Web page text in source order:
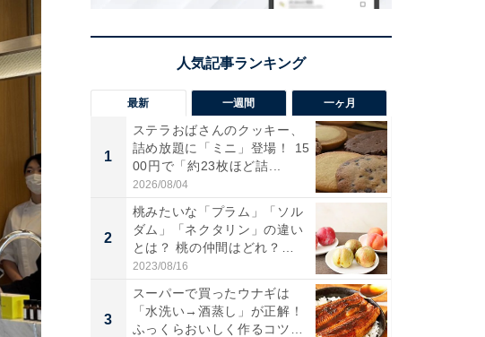
最新 一週間 一ヶ月
1
ステラおばさんのクッキー、
詰め放題に「ミニ」登場！ 15
00円で「約23枚ほど詰...
2026/08/04
2
桃みたいな「プラム」「ソル
ダム」「ネクタリン」の違い
とは？ 桃の仲間はどれ？
味...
2023/08/16
3
スーパーで買ったウナギは
「水洗い→酒蒸し」が正解！
ふっくらおいしく作るコツ＆